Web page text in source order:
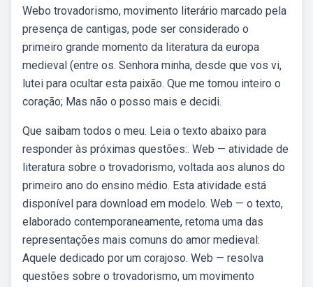
Webo trovadorismo, movimento literário marcado pela
presença de cantigas, pode ser considerado o
primeiro grande momento da literatura da europa
medieval (entre os. Senhora minha, desde que vos vi,
lutei para ocultar esta paixão. Que me tomou inteiro o
coração; Mas não o posso mais e decidi.
Que saibam todos o meu. Leia o texto abaixo para
responder às próximas questões:. Web — atividade de
literatura sobre o trovadorismo, voltada aos alunos do
primeiro ano do ensino médio. Esta atividade está
disponível para download em modelo. Web — o texto,
elaborado contemporaneamente, retoma uma das
representações mais comuns do amor medieval:
Aquele dedicado por um corajoso. Web — resolva
questões sobre o trovadorismo, um movimento